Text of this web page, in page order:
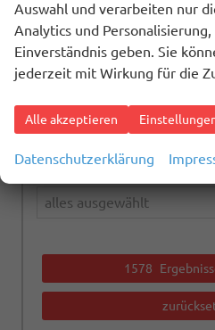
Modell
alles ausgewählt
alles ausgewählt
alles ausgewählt
1578
Auswahl und verarbeiten nur
Analytics und
Einverständnis geben. Sie
jederzeit mit Wirkung für die
Alle akzeptieren
Datenschutzerklärung